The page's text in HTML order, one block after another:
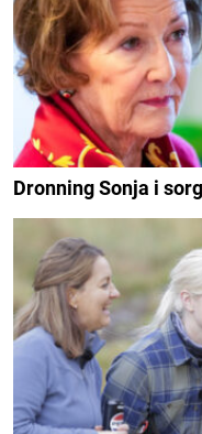
Dronning Sonja i